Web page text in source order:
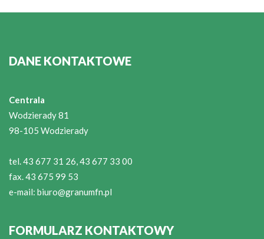
DANE KONTAKTOWE
Centrala
Wodzierady 81
98-105 Wodzierady
tel. 43 677 31 26, 43 677 33 00
fax. 43 675 99 53
e-mail: biuro@granumfn.pl
FORMULARZ KONTAKTOWY